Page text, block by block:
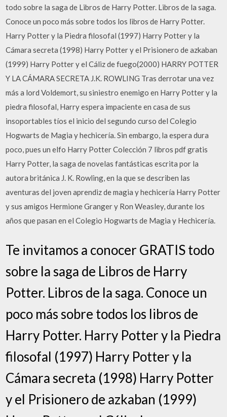
todo sobre la saga de Libros de Harry Potter. Libros de la saga.
Conoce un poco más sobre todos los libros de Harry Potter.
Harry Potter y la Piedra filosofal (1997) Harry Potter y la
Cámara secreta (1998) Harry Potter y el Prisionero de azkaban
(1999) Harry Potter y el Cáliz de fuego(2000) HARRY POTTER
Y LA CÁMARA SECRETA J.K. ROWLING Tras derrotar una vez
más a lord Voldemort, su siniestro enemigo en Harry Potter y la
piedra filosofal, Harry espera impaciente en casa de sus
insoportables tíos el inicio del segundo curso del Colegio
Hogwarts de Magia y hechicería. Sin embargo, la espera dura
poco, pues un elfo Harry Potter Colección 7 libros pdf gratis
Harry Potter, la saga de novelas fantásticas escrita por la
autora británica J. K. Rowling, en la que se describen las
aventuras del joven aprendiz de magia y hechicería Harry Potter
y sus amigos Hermione Granger y Ron Weasley, durante los
años que pasan en el Colegio Hogwarts de Magia y Hechicería.
Te invitamos a conocer GRATIS todo
sobre la saga de Libros de Harry
Potter. Libros de la saga. Conoce un
poco más sobre todos los libros de
Harry Potter. Harry Potter y la Piedra
filosofal (1997) Harry Potter y la
Cámara secreta (1998) Harry Potter
y el Prisionero de azkaban (1999)